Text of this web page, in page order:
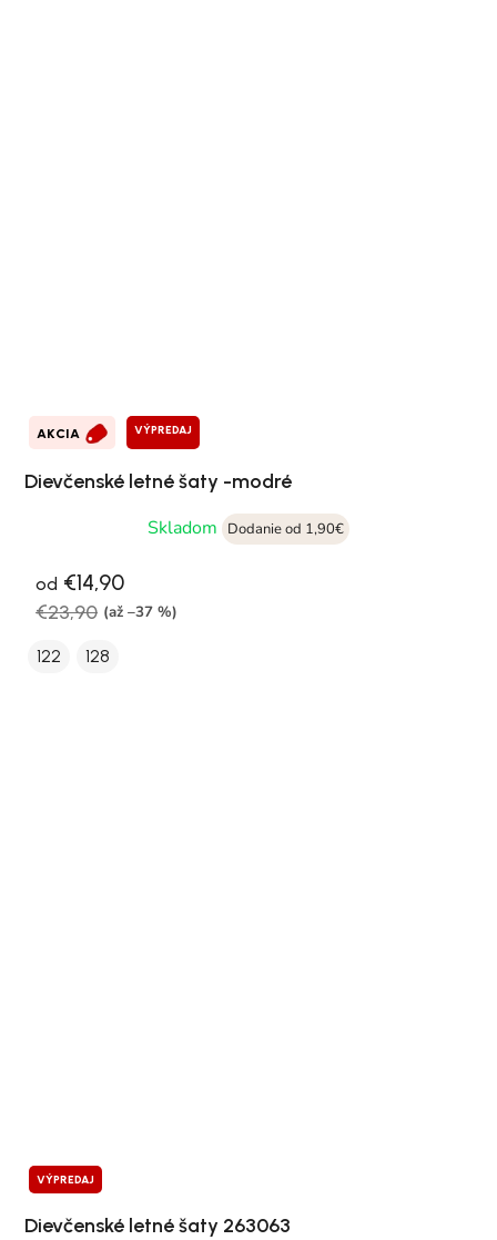
AKCIA VÝPREDAJ
Dievčenské letné šaty -modré
Skladom
Dodanie od 1,90€
od €14,90
€23,90 (až –37 %)
122 128
VÝPREDAJ
Dievčenské letné šaty 263063